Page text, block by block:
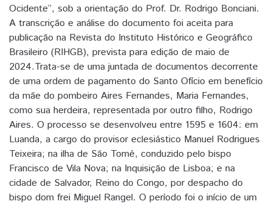
Ocidente”, sob a orientação do Prof. Dr. Rodrigo Bonciani.
A transcrição e análise do documento foi aceita para
publicação na Revista do Instituto Histórico e Geográfico
Brasileiro (RIHGB), prevista para edição de maio de
2024.Trata-se de uma juntada de documentos decorrente
de uma ordem de pagamento do Santo Ofício em benefício
da mãe do pombeiro Aires Fernandes, Maria Fernandes,
como sua herdeira, representada por outro filho, Rodrigo
Aires. O processo se desenvolveu entre 1595 e 1604: em
Luanda, a cargo do provisor eclesiástico Manuel Rodrigues
Teixeira; na ilha de São Tomé, conduzido pelo bispo
Francisco de Vila Nova; na Inquisição de Lisboa; e na
cidade de Salvador, Reino do Congo, por despacho do
bispo dom frei Miguel Rangel. O período foi o início de um